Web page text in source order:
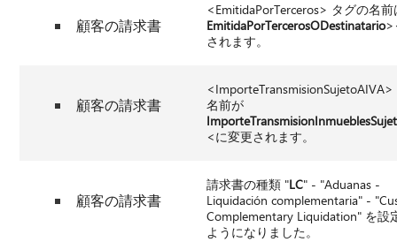
顧客の請求書
<EmitidaPorTerceros> タグの名
EmitidaPorTercerosODestinatario
されます。
顧客の請求書
名前が
<に変更されます。
顧客の請求書
請求書の種類 "LC" - "Aduanas -
Liquidación complementaria" -
Complementary Liquidation" を設
ようになりました。